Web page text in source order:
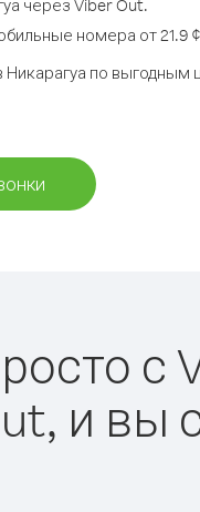
через Viber Out.
номера от 21.9
Никарагуа по выгодным
с
и вы